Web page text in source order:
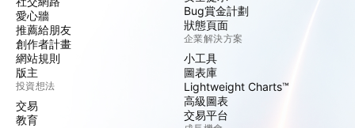
愛心牆
推薦給朋友
創作者計畫
網站規則
版主
投資想法
交易
教育
Bug賞金計劃
狀態頁面
企業解決方案
小工具
圖表庫
Lightweight Charts™
高級圖表
交易平台